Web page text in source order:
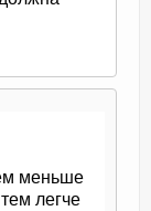
меньше
легче